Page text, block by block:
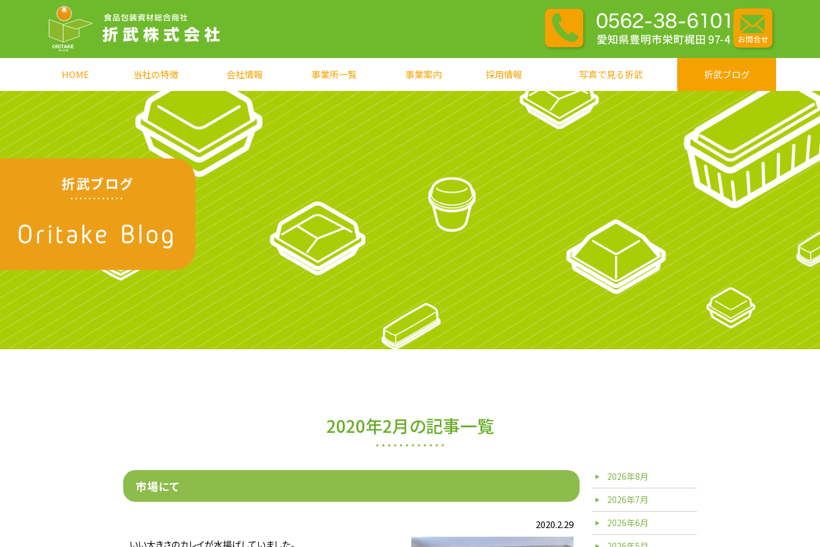
HOME 当社の特徴 会社情報 事業所一覧 事業案内 採用情報 写真で見る折武 折武ブログ
折武ブログ
2020年2月の記事一覧
市場にて
2020.2.29
いい大きさのカレイが水揚げしていました。
2026年8月
2026年7月
2026年6月